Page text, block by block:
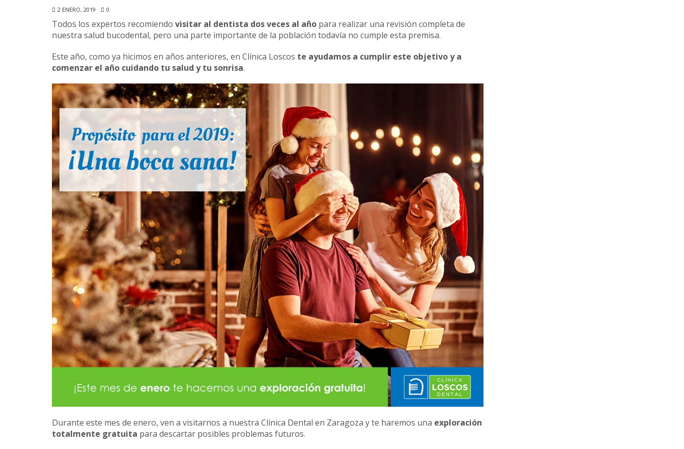
2 ENERO, 2019 0
Todos los expertos recomiendo visitar al dentista dos veces al año para realizar una revisión completa de
nuestra salud bucodental, pero una parte importante de la población todavía no cumple esta premisa.
Este año, como ya hicimos en años anteriores, en Clínica Loscos te ayudamos a cumplir este objetivo y a
comenzar el año cuidando tu salud y tu sonrisa.
Durante este mes de enero, ven a visitarnos a nuestra Clínica Dental en Zaragoza y te haremos una exploración
totalmente gratuita para descartar posibles problemas futuros.